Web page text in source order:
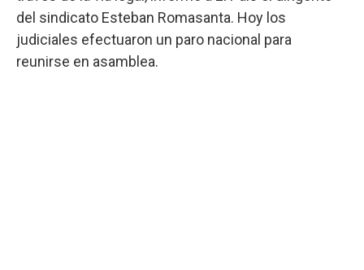
del sindicato Esteban Romasanta. Hoy los
judiciales efectuaron un paro nacional para
reunirse en asamblea.